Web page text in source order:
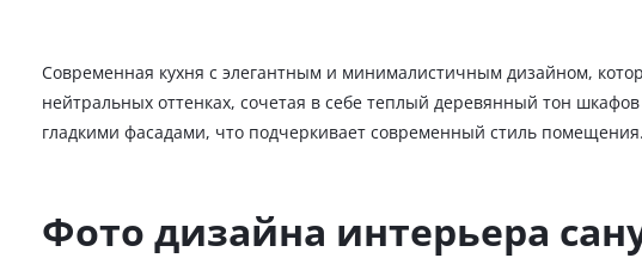
Современная кухня с элегантным и минималистичным дизайном,
нейтральных оттенках, сочетая в себе теплый деревянный тон
гладкими фасадами, что подчеркивает современный стиль помещения.
Фото дизайна интерьера